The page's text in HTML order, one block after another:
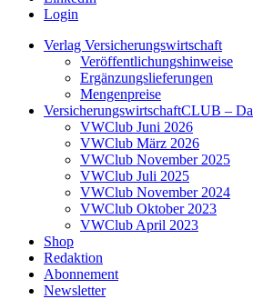
Login
Verlag Versicherungswirtschaft
Veröffentlichungshinweise
Ergänzungslieferungen
Mengenpreise
VersicherungswirtschaftCLUB –
VWClub Juni 2026
VWClub März 2026
VWClub November 2025
VWClub Juli 2025
VWClub November 2024
VWClub Oktober 2023
VWClub April 2023
Shop
Redaktion
Abonnement
Newsletter